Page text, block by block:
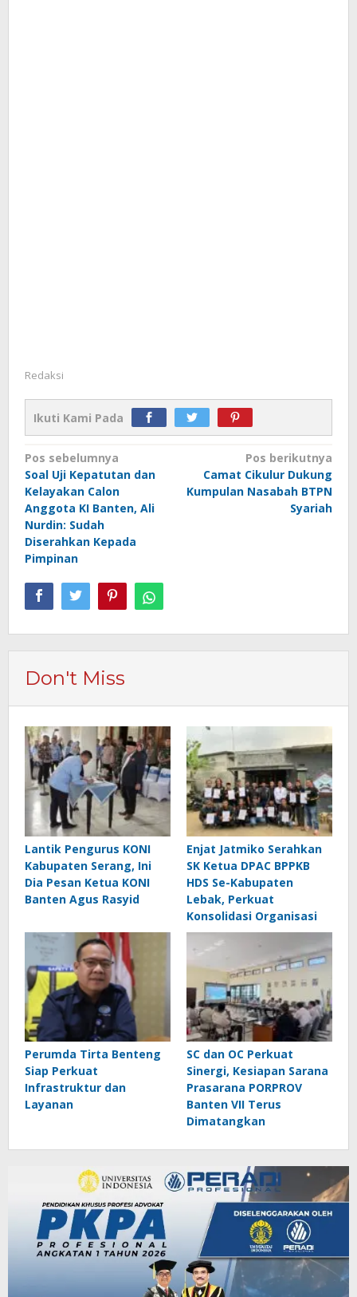
Redaksi
Ikuti Kami Pada
Navigasi
pos
Pos sebelumnya
Soal Uji Kepatutan dan
Kelayakan Calon
Anggota KI Banten, Ali
Nurdin: Sudah
Diserahkan Kepada
Pimpinan
Pos berikutnya
Camat Cikulur Dukung
Kumpulan Nasabah BTPN
Syariah
Don't Miss
Lantik Pengurus KONI
Kabupaten Serang, Ini
Dia Pesan Ketua KONI
Banten Agus Rasyid
Enjat Jatmiko Serahkan
SK Ketua DPAC BPPKB
HDS Se-Kabupaten
Lebak, Perkuat
Konsolidasi Organisasi
Perumda Tirta Benteng
Siap Perkuat
Infrastruktur dan
Layanan
SC dan OC Perkuat
Sinergi, Kesiapan Sarana
Prasarana PORPROV
Banten VII Terus
Dimatangkan